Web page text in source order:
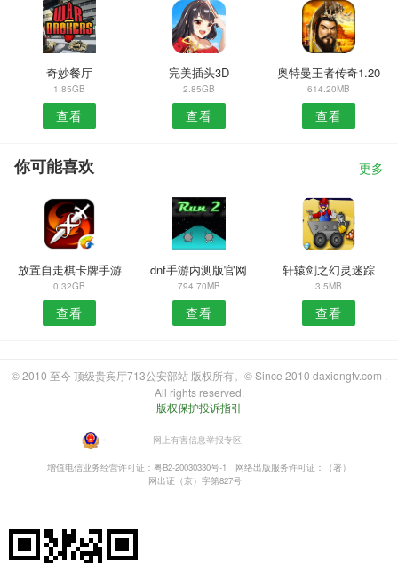
奇妙餐厅
1.85GB
查看
完美插头3D
2.85GB
查看
奥特曼王者传奇1.20
614.20MB
查看
你可能喜欢 更多
放置自走棋卡牌手游
0.32GB
查看
dnf手游内测版官网
794.70MB
查看
轩辕剑之幻灵迷踪
3.5MB
查看
© 2010 至今 顶级贵宾厅713公安部站 版权所有。© Since 2010 daxiongtv.com .
All rights reserved.
版权保护投诉指引
・ 网上有害信息举报专区
增值电信业务经营许可证：粤B2-20030330号-1
网络出版服务许可证：（署）
网出证（京）字第827号